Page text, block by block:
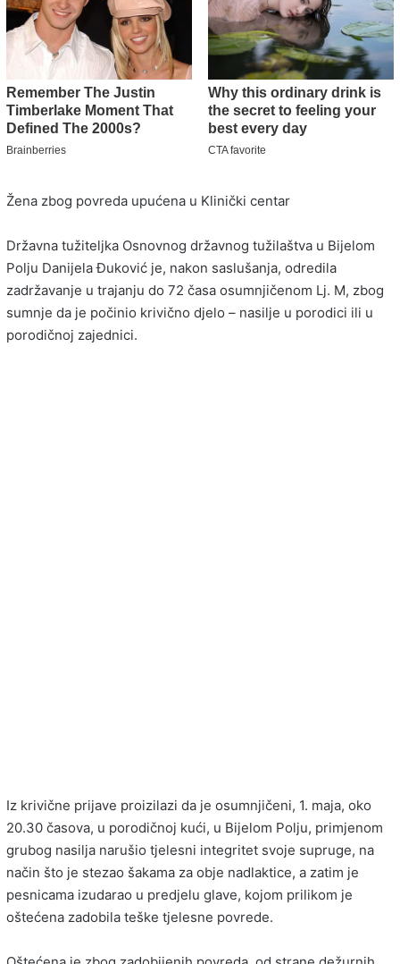
Žena zbog povreda upućena u Klinički centar
Državna tužiteljka Osnovnog državnog tužilaštva u Bijelom
Polju Danijela Đuković je, nakon saslušanja, odredila
zadržavanje u trajanju do 72 časa osumnjičenom Lj. M, zbog
sumnje da je počinio krivično djelo – nasilje u porodici ili u
porodičnoj zajednici.
Iz krivične prijave proizilazi da je osumnjičeni, 1. maja, oko
20.30 časova, u porodičnoj kući, u Bijelom Polju, primjenom
grubog nasilja narušio tjelesni integritet svoje supruge, na
način što je stezao šakama za obje nadlaktice, a zatim je
pesnicama izudarao u predjelu glave, kojom prilikom je
oštećena zadobila teške tjelesne povrede.